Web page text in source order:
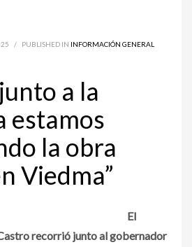
/ PUBLISHED IN INFORMACIÓN GENERAL
a la
estamos
la obra
Viedma”
El
recorrió junto al gobernador